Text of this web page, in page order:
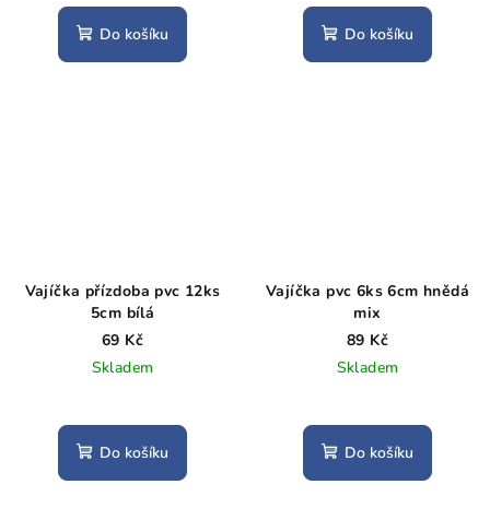
Do košíku Do košíku
Vajíčka přízdoba pvc 12ks
5cm bílá
69 Kč
Skladem
Do košíku
Vajíčka pvc 6ks 6cm hnědá
mix
89 Kč
Skladem
Do košíku